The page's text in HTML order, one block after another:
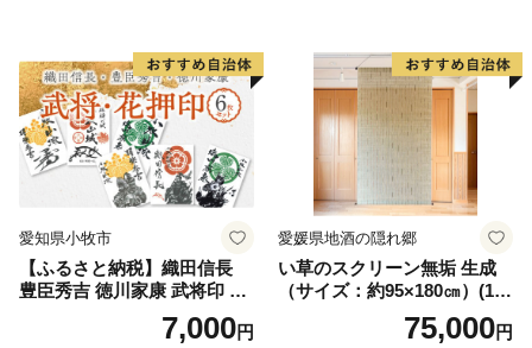
牧市 お取り寄せ 送料無料
愛知県 小牧市 お取り寄せ 送
料無料
愛知県小牧市
【ふるさと納税】織田信長
豊臣秀吉 徳川家康 武将印 花
押印 6枚 セット イラスト 戦
国 武将 小牧山城 墨絵 龍画師
7,000円
愛媛県地酒の隠れ郷
い草のスクリーン無垢 生成
（サイズ：約95×180㎝）(14
75,000円